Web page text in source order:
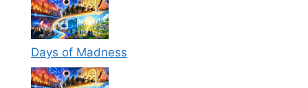
Days of Madness